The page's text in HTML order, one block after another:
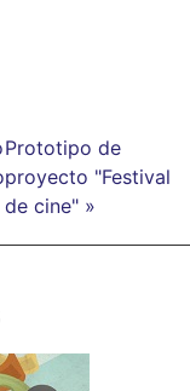
Prototipo de
proyecto "Festival
de cine" »